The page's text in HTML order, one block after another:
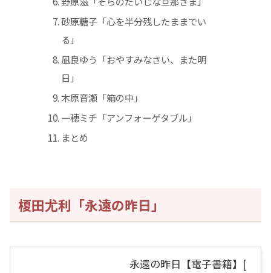
砂原糖子「心を半分残したままでい
る」
凪良ゆう「おやすみなさい、また明
日」
木原音瀬「箱の中」
一穂ミチ「アンフォーゲタブル」
まとめ
榎田尤利「永遠の昨日」
永遠の昨日【電子書籍】[